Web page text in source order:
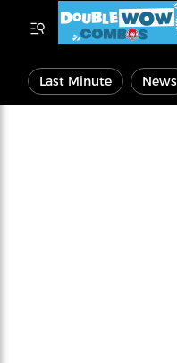
Last Minute News